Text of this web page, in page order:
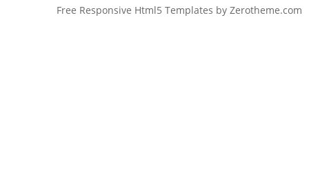
Free Responsive Html5 Templates by Zerotheme.com